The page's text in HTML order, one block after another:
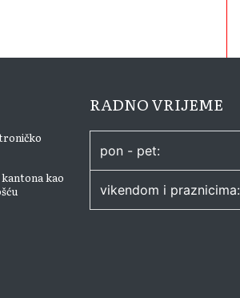
kao
RADNO VRIJEME
pon - pet:
vikendom i praznicima: